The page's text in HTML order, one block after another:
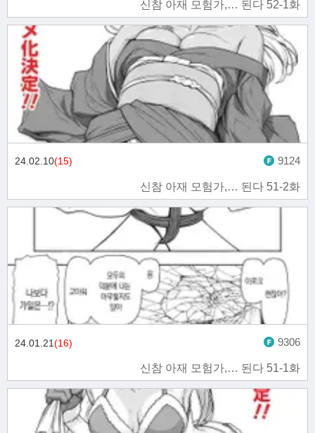
신참 아재 모험가,… 된다 52-1화
신참 아재 모험가,… 된다 51-2화
24.02.10(15) 9124
신참 아재 모험가,… 된다 51-1화
24.01.21(16) 9306